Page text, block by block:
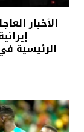
الرئيسية